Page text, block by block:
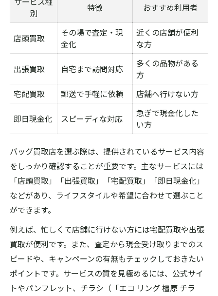
別
特徴 おすすめ利用者
店頭買取
その場で査定・現
金化
近くの店舗が便利
な方
出張買取 自宅まで訪問対応
多くの品物がある
方
宅配買取
郵送で手軽に依頼 店舗へ行けない方
即日現金化 スピーディな対応
急ぎで現金化した
い方
バッグ買取店を選ぶ際は、提供されているサービス内容
をしっかり確認することが重要です。主なサービスには
「店頭買取」「出張買取」「宅配買取」「即日現金化」
などがあり、ライフスタイルや希望に合わせて選ぶこと
ができます。
例えば、忙しくて店舗に行けない方には宅配買取や出張
買取が便利です。また、査定から現金受け取りまでのス
ピードや、キャンペーンの有無もチェックしておきたい
ポイントです。サービスの質を見極めるには、公式サイ
トやパンフレット、チラシ（「エコ リング 橿原 チラ